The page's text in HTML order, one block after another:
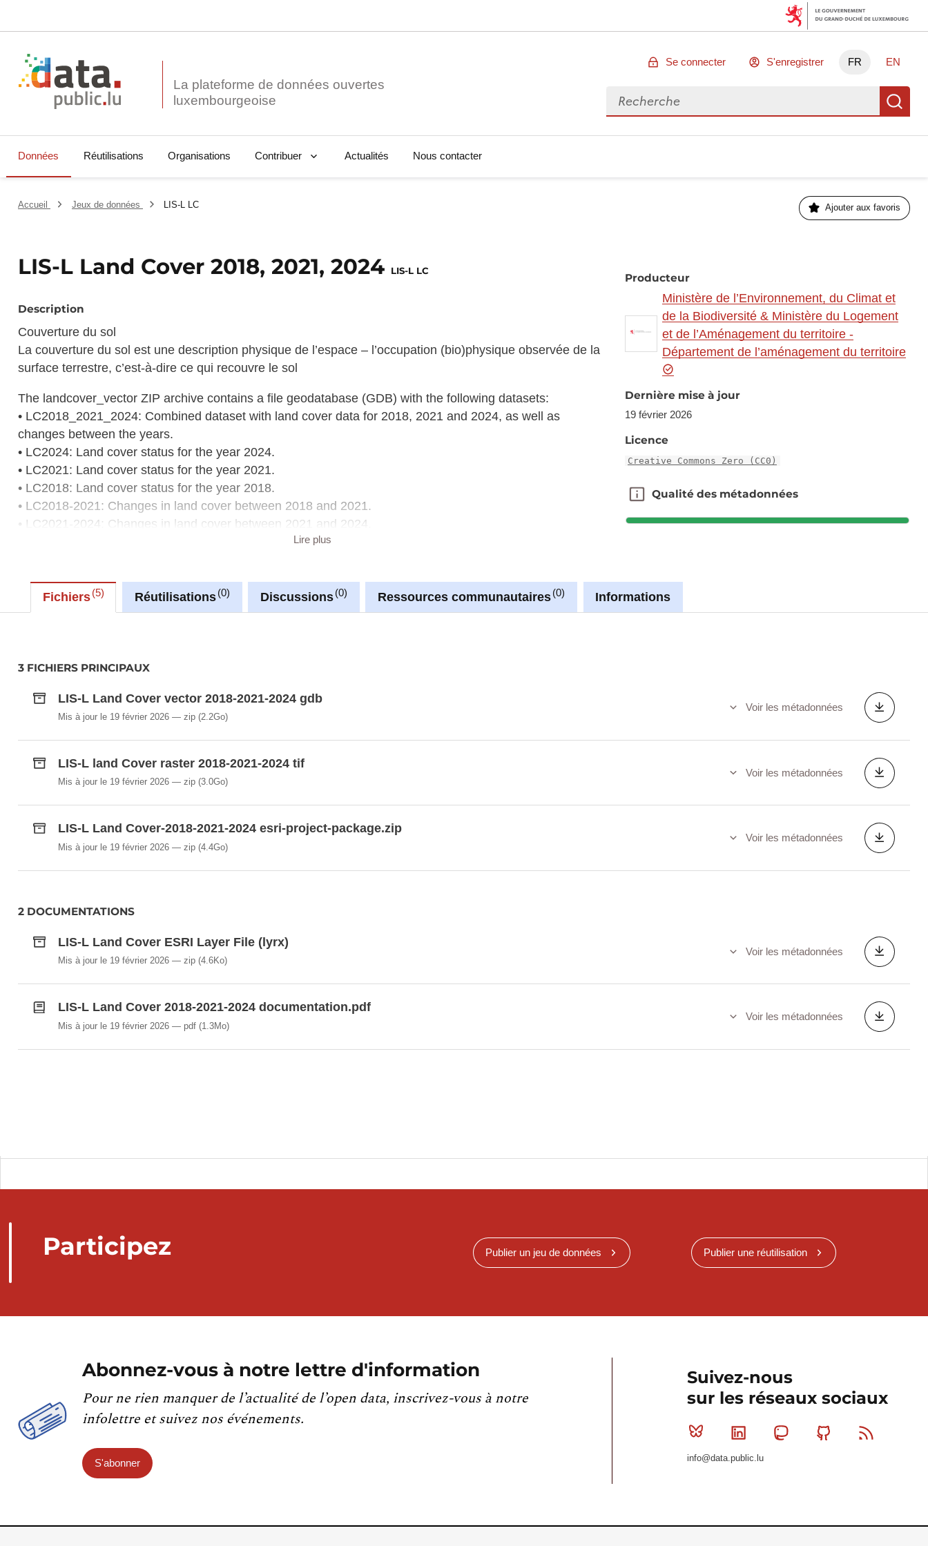
La plateforme de données ouvertes
Se connecter S'enregistrer FR EN
Rechercher des données
Données Réutilisations Organisations Contribuer Actualités Nous contacter
Accueil Jeux de données LIS-L LC Ajouter aux favoris
LIS-L Land Cover 2018, 2021, 2024 LIS-L LC
Description
Couverture du sol
La couverture du sol est une description physique de l’espace – l’occupation (bio)physique observée de la
surface terrestre, c’est-à-dire ce qui recouvre le sol
The landcover_vector ZIP archive contains a file geodatabase (GDB) with the following datasets:
• LC2018_2021_2024: Combined dataset with land cover data for 2018, 2021 and 2024, as well as
changes between the years.
• LC2024: Land cover status for the year 2024.
• LC2021: Land cover status for the year 2021.
• LC2018: Land cover status for the year 2018.
• LC2018-2021: Changes in land cover between 2018 and 2021.
• LC2021-2024: Changes in land cover between 2021 and 2024.
• LC2021-2024: Changes in land cover between 2018 and 2024.
• LC2024: Land cover status for the year 2024.
Lire plus
Producteur
Ministère de l’Environnement, du Climat et
de la Biodiversité & Ministère du Logement
et de l’Aménagement du territoire -
Département de l’aménagement du territoire
Dernière mise à jour
19 février 2026
Licence
Creative Commons Zero (CC0)
Qualité des métadonnées
Qualité des métadonnées
Fichiers 5 Réutilisations 0 Discussions 0 Ressources communautaires 0 Informations
3 FICHIERS PRINCIPAUX
LIS-L Land Cover vector 2018-2021-2024 gdb
Mis à jour le 19 février 2026 zip(2.2Go)
Voir les métadonnées
LIS-L land Cover raster 2018-2021-2024 tif
Mis à jour le 19 février 2026 zip(3.0Go)
Voir les métadonnées
LIS-L Land Cover-2018-2021-2024 esri-project-package.zip
Mis à jour le 19 février 2026 zip(4.4Go)
Voir les métadonnées
2 DOCUMENTATIONS
LIS-L Land Cover ESRI Layer File (lyrx)
Mis à jour le 19 février 2026 zip(4.6Ko)
Voir les métadonnées
LIS-L Land Cover 2018-2021-2024 documentation.pdf
Mis à jour le 19 février 2026 pdf(1.3Mo)
Voir les métadonnées
Participez Publier un jeu de données Publier une réutilisation
Abonnez-vous à notre lettre d'information
Pour ne rien manquer de l’actualité de l’open data, inscrivez-vous à notre
infolettre et suivez nos événements.
S'abonner
Suivez-nous
sur les réseaux sociaux
Bluesky Linkedin MastodonGithub
info@data.public.lu